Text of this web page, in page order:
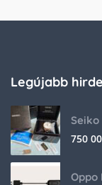
Legújabb
750
Oppo